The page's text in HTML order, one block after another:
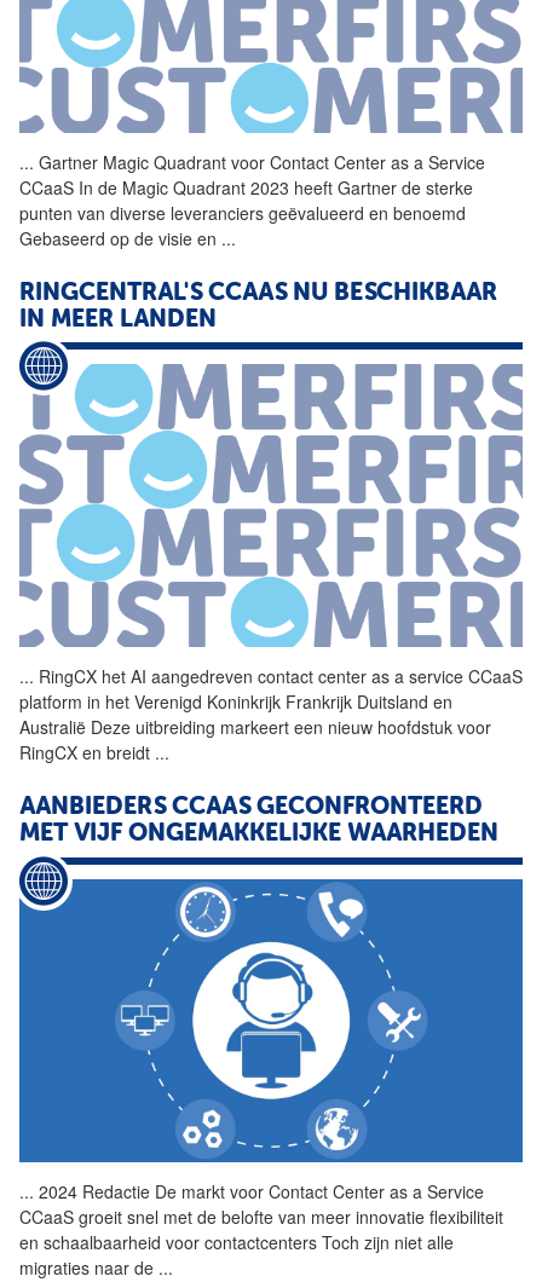
... Gartner Magic Quadrant voor Contact Center as a Service
CCaaS In de Magic Quadrant 2023 heeft Gartner de sterke
punten van diverse leveranciers geëvalueerd en benoemd
Gebaseerd op de visie en ...
RINGCENTRAL'S CCAAS NU BESCHIKBAAR
IN MEER LANDEN
... RingCX het AI aangedreven contact center as a service CCaaS
platform in het Verenigd Koninkrijk Frankrijk Duitsland en
Australië Deze uitbreiding markeert een nieuw hoofdstuk voor
RingCX en breidt ...
AANBIEDERS CCAAS GECONFRONTEERD
MET VIJF ONGEMAKKELIJKE WAARHEDEN
... 2024 Redactie De markt voor Contact Center as a Service
CCaaS groeit snel met de belofte van meer innovatie flexibiliteit
en schaalbaarheid voor contactcenters Toch zijn niet alle
migraties naar de ...